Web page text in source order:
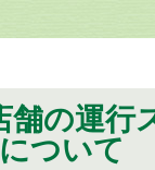
舗の運行
ついて